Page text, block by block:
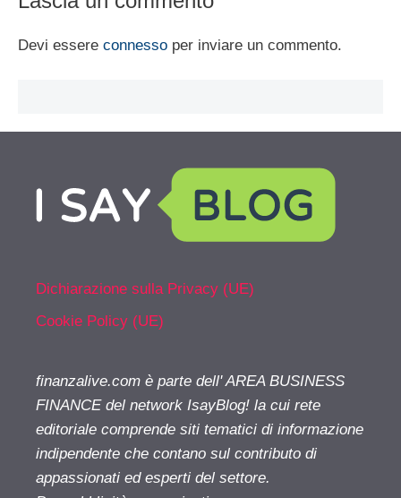
Devi essere connesso per inviare un commento.
Dichiarazione sulla Privacy (UE)
Cookie Policy (UE)
finanzalive.com è parte dell' AREA BUSINESS
FINANCE del network IsayBlog! la cui rete
editoriale comprende siti tematici di informazione
indipendente che contano sul contributo di
appassionati ed esperti del settore.